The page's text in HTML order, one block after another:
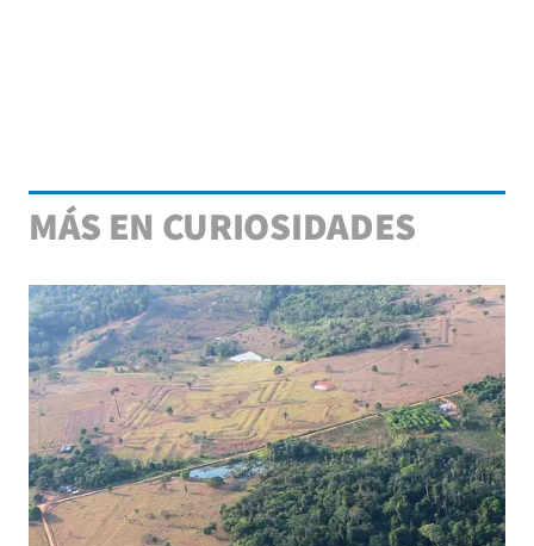
MÁS EN CURIOSIDADES